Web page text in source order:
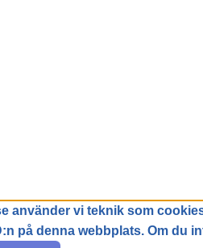
använder vi teknik som
på denna webbplats. Om du